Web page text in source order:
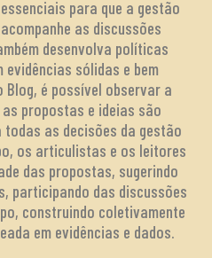
para que a gestão
as discussões
desenvolva políticas
evidências sólidas e bem
Blog, é possível observar a
propostas e ideias são
todas as decisões da gestão
os articulistas e os leitores
das propostas, sugerindo
participando das discussões
construindo coletivamente
em evidências e dados.